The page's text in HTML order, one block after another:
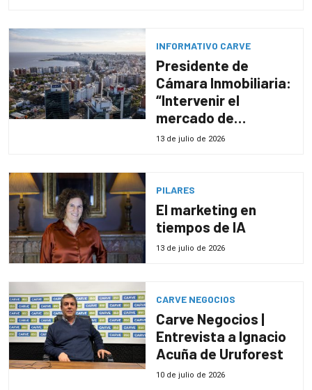
INFORMATIVO CARVE
Presidente de
Cámara Inmobiliaria:
“Intervenir el
mercado de
alquileres hoy no
13 de julio de 2026
PILARES
El marketing en
tiempos de IA
13 de julio de 2026
CARVE NEGOCIOS
Carve Negocios |
Entrevista a Ignacio
Acuña de Uruforest
10 de julio de 2026